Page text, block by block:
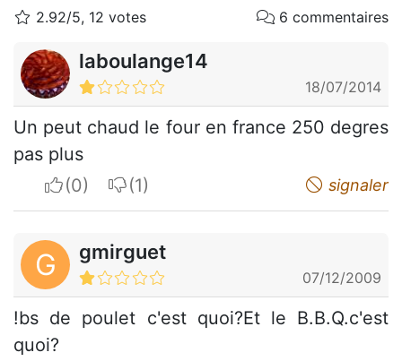
2.92/5, 12 votes 6 commentaires
laboulange14
18/07/2014
Un peut chaud le four en france 250 degres
pas plus
I apreciateI do not appreciate signaler
G gmirguet
07/12/2009
!bs de poulet c'est quoi?Et le B.B.Q.c'est
quoi?